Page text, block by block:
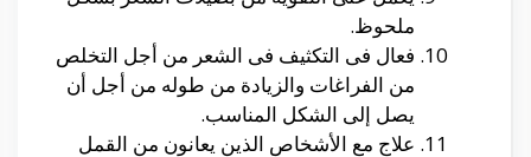
ملحوظ.
فعال فى التكثيف فى الشعر من أجل التخلص
من الفراغات والزيادة من طوله من أجل أن
يصل إلى الشكل المناسب.
علاج مع الأشخاص الذين يعانون من القمل